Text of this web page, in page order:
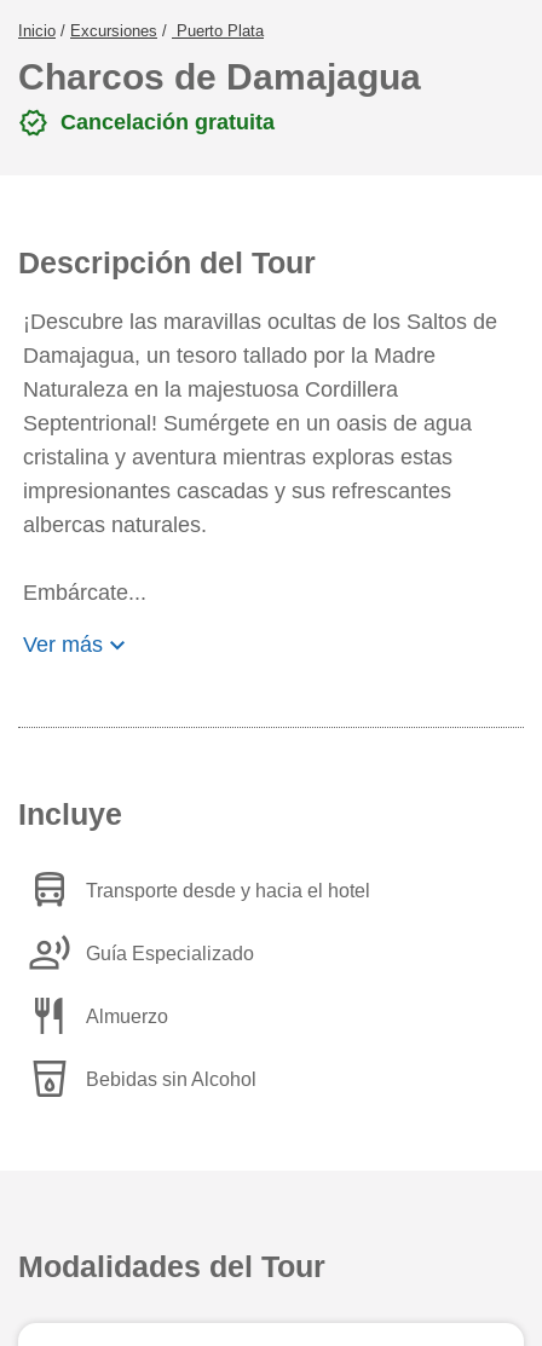
Inicio / Excursiones / Puerto Plata
Charcos de Damajagua
verified Cancelación gratuita
Descripción del Tour
¡Descubre las maravillas ocultas de los Saltos de
Damajagua, un tesoro tallado por la Madre
Naturaleza en la majestuosa Cordillera
Septentrional! Sumérgete en un oasis de agua
cristalina y aventura mientras exploras estas
impresionantes cascadas y sus refrescantes
albercas naturales.
Embárcate...
Ver más keyboard_arrow_down
Incluye
directions_bus Transporte desde y hacia el hotel
record_voice_over Guía Especializado
restaurant Almuerzo
local_drink Bebidas sin Alcohol
Modalidades del Tour